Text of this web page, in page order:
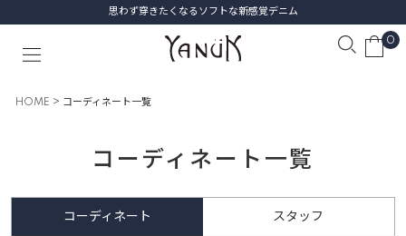
思わず穿きたくなるソフトな新感覚デニム
0
HOME コーディネート一覧
コーディネート一覧
コーディネート スタッフ